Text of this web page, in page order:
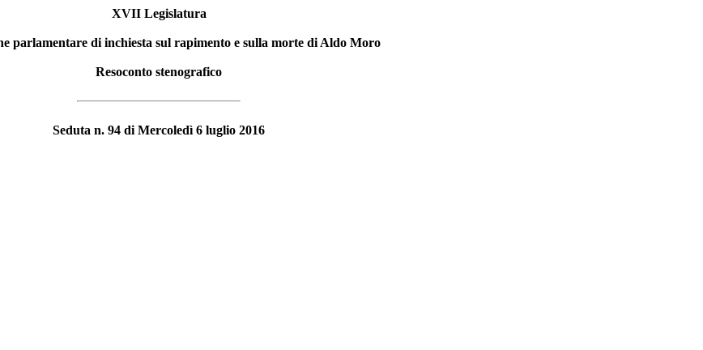
XVII Legislatura
parlamentare di inchiesta sul rapimento e sulla morte di Aldo Moro
Resoconto stenografico
Seduta n. 94 di Mercoledì 6 luglio 2016